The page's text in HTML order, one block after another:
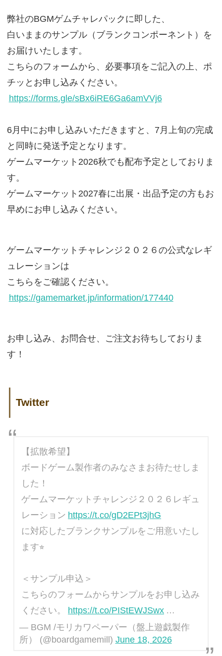
弊社のBGMゲムチャレパックに即した、
白いままのサンプル（ブランクコンポーネント）を
お届けいたします。
こちらのフォームから、必要事項をご記入の上、ポ
チッとお申し込みください。
https://forms.gle/sBx6iRE6Ga6amVVj6
6月中にお申し込みいただきますと、7月上旬の完成
と同時に発送予定となります。
ゲームマーケット2026秋でも配布予定としておりま
す。
ゲームマーケット2027春に出展・出品予定の方もお
早めにお申し込みください。
ゲームマーケットチャレンジ２０２６の公式なレギ
ュレーションは
こちらをご確認ください。
https://gamemarket.jp/information/177440
お申し込み、お問合せ、ご注文お待ちしておりま
す！
Twitter
【拡散希望】
ボードゲーム製作者のみなさまお待たせしま
した！
ゲームマーケットチャレンジ２０２６レギュ
レーション https://t.co/gD2EPt3jhG
に対応したブランクサンプルをご用意いたし
ます⭐︎
＜サンプル申込＞
こちらのフォームからサンプルをお申し込み
ください。
https://t.co/PIStEWJSwx …
— BGM /モリカワペーパー（盤上遊戯製作
所） (@boardgamemill) June 18, 2026